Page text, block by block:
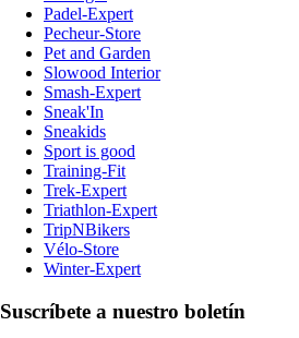
Padel-Expert
Pecheur-Store
Pet and Garden
Slowood Interior
Smash-Expert
Sneak'In
Sneakids
Sport is good
Training-Fit
Trek-Expert
Triathlon-Expert
TripNBikers
Vélo-Store
Winter-Expert
Suscríbete a nuestro boletín